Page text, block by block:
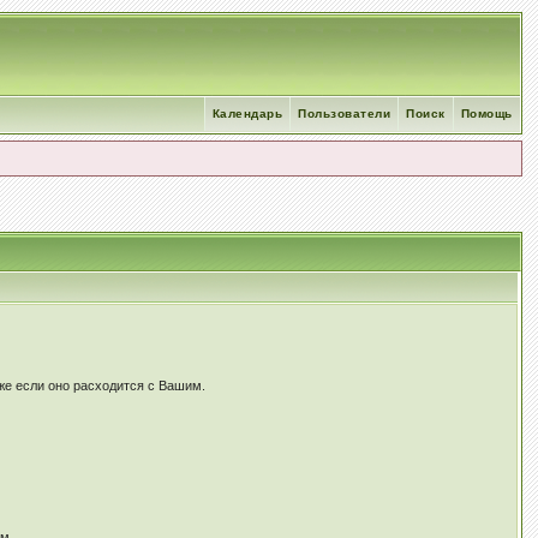
Помощь
Поиск
Пользователи
Календарь
если оно расходится c Вашим.